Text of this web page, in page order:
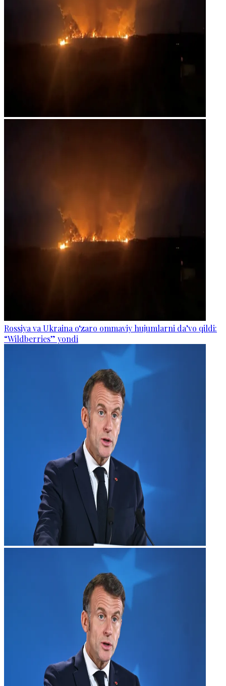
Rossiya va Ukraina o‘zaro ommaviy hujumlarni da’vo qildi:
“Wildberries” yondi